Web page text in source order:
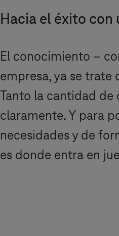
Hacia el éxito
El conocimiento –
empresa, ya se trate
Tanto la cantidad
claramente. Y para
necesidades y de
es donde entra en